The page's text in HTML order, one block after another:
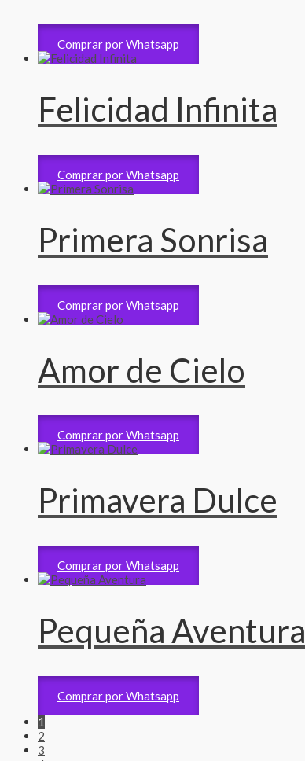
Arreglos de bebe3,500RD$
Comprar por Whatsapp
Felicidad Infinita
Arreglos de bebe2,900RD$
Comprar por Whatsapp
Primera Sonrisa
Arreglos de bebe8,000RD$
Comprar por Whatsapp
Amor de Cielo
Arreglos de bebe3,300RD$
Comprar por Whatsapp
Primavera Dulce
Arreglos de bebe3,470RD$
Comprar por Whatsapp
Pequeña Aventura
Arreglos de bebe2,450RD$
Comprar por Whatsapp
1
2
3